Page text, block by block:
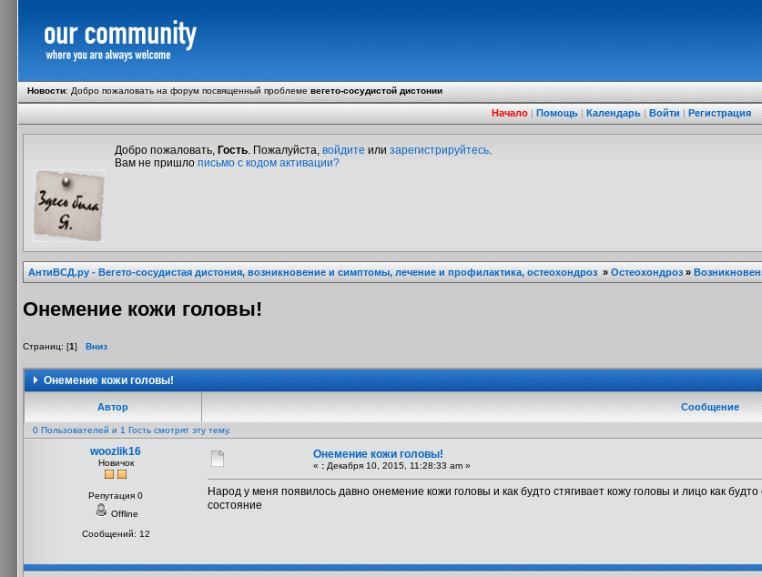
Новости:Добро пожаловать на форум посвященный проблемевегето-сосудистой дистонии
Начало|Помощь|Календарь|Войти|Регистрация
Добро пожаловать, Гость. Пожалуйста, войдите или зарегистрируйтесь.
Вам не пришло письмо с кодом активации?
АнтиВСД.ру - Вегето-сосудистая дистония, возникновение и симптомы, лечение и профилактика, остеохондроз»Остеохондроз»
Онемение кожи головы!
Страниц: [1] Вниз
Онемение кожи головы!
Автор Сообщение
0 Пользователей и 1 Гость смотрят эту тему.
woozlik16
Новичок
Репутация 0
Offline
Сообщений: 12
Онемение кожи головы!
« : Декабря 10, 2015, 11:28:33 am »
Народ у меня появилось давно онемение кожи головы и как будто стягивает кожу головы и лицо как
состояние